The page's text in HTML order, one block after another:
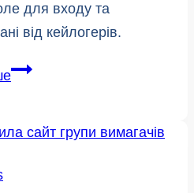
для входу та
від кейлогерів.
Посібник
Password